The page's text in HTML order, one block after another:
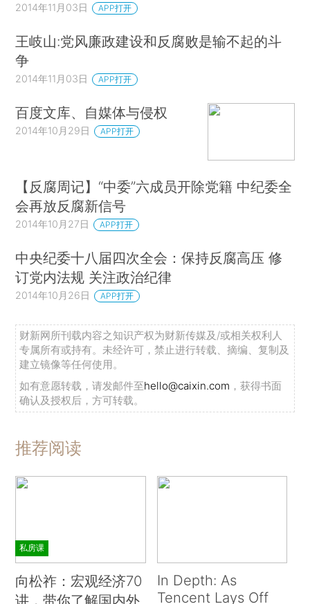
2014年11月03日 APP打开
王岐山:党风廉政建设和反腐败是输不起的斗
争
2014年11月03日 APP打开
百度文库、自媒体与侵权
2014年10月29日 APP打开
【反腐周记】“中委”六成员开除党籍 中纪委全
会再放反腐新信号
2014年10月27日 APP打开
中央纪委十八届四次全会：保持反腐高压 修
订党内法规 关注政治纪律
2014年10月26日 APP打开
财新网所刊载内容之知识产权为财新传媒及/或相关权利人
专属所有或持有。未经许可，禁止进行转载、摘编、复制及
建立镜像等任何使用。
如有意愿转载，请发邮件至hello@caixin.com ，获得书面
确认及授权后，方可转载。
推荐阅读
私房课
向松祚：宏观经济70
讲，带你了解国内外
In Depth: As
Tencent Lays Off